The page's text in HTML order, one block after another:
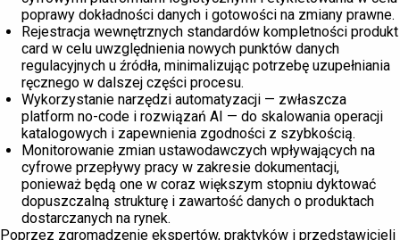
poprawy dokładności danych i gotowości na zmiany prawne.
Rejestracja wewnętrznych standardów kompletności produkt
card w celu uwzględnienia nowych punktów danych
regulacyjnych u źródła, minimalizując potrzebę uzupełniania
ręcznego w dalszej części procesu.
Wykorzystanie narzędzi automatyzacji — zwłaszcza
platform no-code i rozwiązań AI — do skalowania operacji
katalogowych i zapewnienia zgodności z szybkością.
Monitorowanie zmian ustawodawczych wpływających na
cyfrowe przepływy pracy w zakresie dokumentacji,
ponieważ będą one w coraz większym stopniu dyktować
dopuszczalną strukturę i zawartość danych o produktach
dostarczanych na rynek.
Poprzez zgromadzenie ekspertów, praktyków i przedstawicieli